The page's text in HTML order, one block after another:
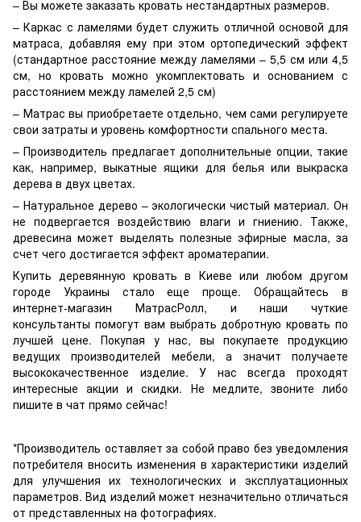
– Вы можете заказать кровать нестандартных размеров.
– Каркас с ламелями будет служить отличной основой для
матраса, добавляя ему при этом ортопедический эффект
(стандартное расстояние между ламелями – 5,5 см или 4,5
см, но кровать можно укомплектовать и основанием с
расстоянием между ламелей 2,5 см)
– Матрас вы приобретаете отдельно, чем сами регулируете
свои затраты и уровень комфортности спального места.
– Производитель предлагает дополнительные опции, такие
как, например, выкатные ящики для белья или выкраска
дерева в двух цветах.
– Натуральное дерево – экологически чистый материал. Он
не подвергается воздействию влаги и гниению. Также,
древесина может выделять полезные эфирные масла, за
счет чего достигается эффект ароматерапии.
Купить деревянную кровать в Киеве или любом другом
городе Украины стало еще проще. Обращайтесь в
интернет-магазин МатрасРолл, и наши чуткие
консультанты помогут вам выбрать добротную кровать по
лучшей цене. Покупая у нас, вы покупаете продукцию
ведущих производителей мебели, а значит получаете
высококачественное изделие. У нас всегда проходят
интересные акции и скидки. Не медлите, звоните либо
пишите в чат прямо сейчас!
*Производитель оставляет за собой право без уведомления
потребителя вносить изменения в характеристики изделий
для улучшения их технологических и эксплуатационных
параметров. Вид изделий может незначительно отличаться
от представленных на фотографиях.